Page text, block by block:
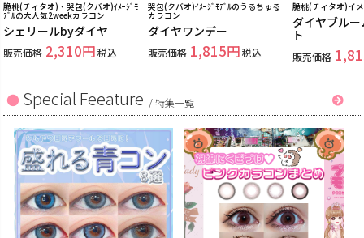
脆桃(チィタオ)・哭包(クバオ)ｲﾒｰｼﾞﾓ
ﾃﾞﾙの大人気2weekカラコン
シェリールbyダイヤ
販売価格 2,310 税込
哭包(クバオ)ｲﾒｰｼﾞﾓﾃﾞﾙのうるちゅる
カラコン
ダイヤワンデー
販売価格 1,815 税込
脆桃(チィタオ)イ
ダイヤブル
ト
販売価格
Special Feeature /特集一覧